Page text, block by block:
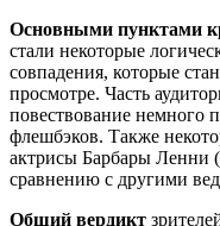
Основными пунктами
стали некоторые
совпадения, которые
просмотре. Часть
повествование немного
флешбэков. Также
актрисы Барбары Ленни
сравнению с другими
Общий вердикт